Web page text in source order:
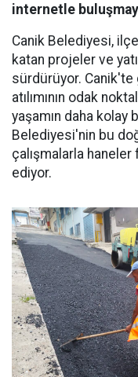
internetle
Canik Belediyesi,
katan projeler ve
sürdürüyor.
atılımının odak
yaşamın daha kolay
Belediyesi'nin bu
çalışmalarla
ediyor.